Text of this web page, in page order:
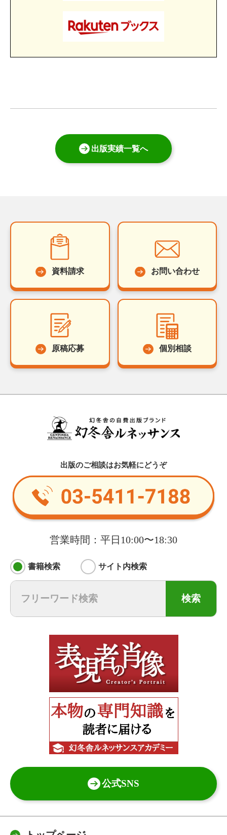
出版実績一覧へ
資料請求 お問い合わせ
原稿応募 個別相談
出版のご相談はお気軽にどうぞ
営業時間：平日10:00〜18:30
書籍検索 サイト内検索
検索
公式SNS